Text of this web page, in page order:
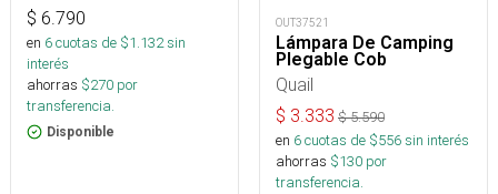
$ 6.790
en 6cuotas de $1.132sin
interés
ahorras $270 por
transferencia.
Disponible
OUT37521
Lámpara De Camping
Plegable Cob
Quail
$ 3.333 $5.590
en 6cuotas de $556sin interés
ahorras $130 por
transferencia.